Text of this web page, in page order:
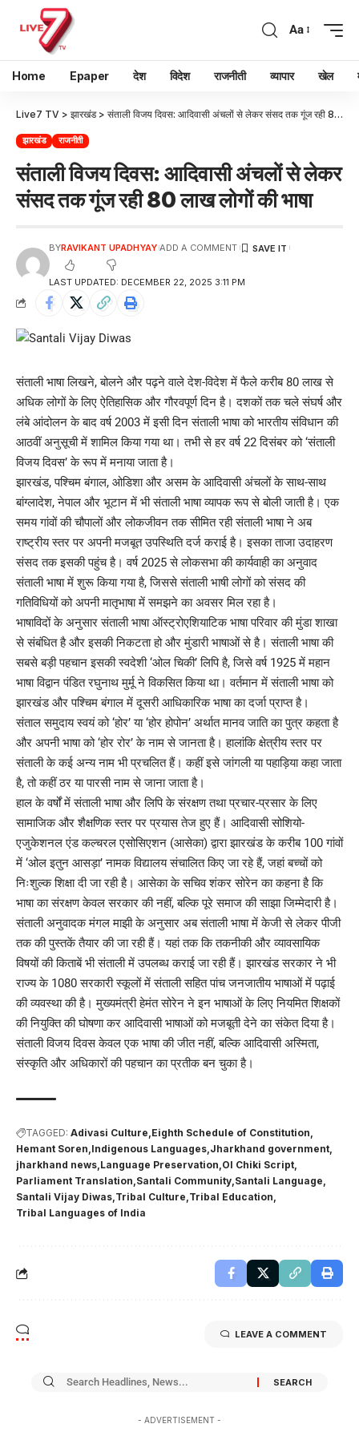
Aa
Home Epaper देश विदेश राजनीती व्यापार खेल
Live7 TV > झारखंड> संताली विजय दिवस: आदिवासी अंचलों से लेकर संसद तक गूंज रही 80 लाख लोगों की भाषा
झारखंड राजनीती
संताली विजय दिवस: आदिवासी अंचलों से लेकर
संसद तक गूंज रही 80 लाख लोगों की भाषा
LAST UPDATED: DECEMBER 22, 2025 3:11 PM
BYRAVIKANT UPADHYAY ADD A COMMENT
संताली भाषा लिखने, बोलने और पढ़ने वाले देश-विदेश में फैले करीब 80 लाख से
अधिक लोगों के लिए ऐतिहासिक और गौरवपूर्ण दिन है। दशकों तक चले संघर्ष और
लंबे आंदोलन के बाद वर्ष 2003 में इसी दिन संताली भाषा को भारतीय संविधान की
आठवीं अनुसूची में शामिल किया गया था। तभी से हर वर्ष 22 दिसंबर को ‘संताली
विजय दिवस’ के रूप में मनाया जाता है।
झारखंड, पश्चिम बंगाल, ओडिशा और असम के आदिवासी अंचलों के साथ-साथ
बांग्लादेश, नेपाल और भूटान में भी संताली भाषा व्यापक रूप से बोली जाती है। एक
समय गांवों की चौपालों और लोकजीवन तक सीमित रही संताली भाषा ने अब
राष्ट्रीय स्तर पर अपनी मजबूत उपस्थिति दर्ज कराई है। इसका ताजा उदाहरण
संसद तक इसकी पहुंच है। वर्ष 2025 से लोकसभा की कार्यवाही का अनुवाद
संताली भाषा में शुरू किया गया है, जिससे संताली भाषी लोगों को संसद की
गतिविधियों को अपनी मातृभाषा में समझने का अवसर मिल रहा है।
भाषाविदों के अनुसार संताली भाषा ऑस्ट्रोएशियाटिक भाषा परिवार की मुंडा शाखा
से संबंधित है और इसकी निकटता हो और मुंडारी भाषाओं से है। संताली भाषा की
सबसे बड़ी पहचान इसकी स्वदेशी ‘ओल चिकी’ लिपि है, जिसे वर्ष 1925 में महान
भाषा विद्वान पंडित रघुनाथ मुर्मू ने विकसित किया था। वर्तमान में संताली भाषा को
झारखंड और पश्चिम बंगाल में दूसरी आधिकारिक भाषा का दर्जा प्राप्त है।
संताल समुदाय स्वयं को ‘होर’ या ‘होर होपोन’ अर्थात मानव जाति का पुत्र कहता है
और अपनी भाषा को ‘होर रोर’ के नाम से जानता है। हालांकि क्षेत्रीय स्तर पर
संताली के कई अन्य नाम भी प्रचलित हैं। कहीं इसे जांगली या पहाड़िया कहा जाता
है, तो कहीं ठर या पारसी नाम से जाना जाता है।
हाल के वर्षों में संताली भाषा और लिपि के संरक्षण तथा प्रचार-प्रसार के लिए
सामाजिक और शैक्षणिक स्तर पर प्रयास तेज हुए हैं। आदिवासी सोशियो-
एजुकेशनल एंड कल्चरल एसोसिएशन (आसेका) द्वारा झारखंड के करीब 100 गांवों
में ‘ओल इतुन आसड़ा’ नामक विद्यालय संचालित किए जा रहे हैं, जहां बच्चों को
निःशुल्क शिक्षा दी जा रही है। आसेका के सचिव शंकर सोरेन का कहना है कि
भाषा का संरक्षण केवल सरकार की नहीं, बल्कि पूरे समाज की साझा जिम्मेदारी है।
संताली अनुवादक मंगल माझी के अनुसार अब संताली भाषा में केजी से लेकर पीजी
तक की पुस्तकें तैयार की जा रही हैं। यहां तक कि तकनीकी और व्यावसायिक
विषयों की किताबें भी संताली में उपलब्ध कराई जा रही हैं। झारखंड सरकार ने भी
राज्य के 1080 सरकारी स्कूलों में संताली सहित पांच जनजातीय भाषाओं में पढ़ाई
की व्यवस्था की है। मुख्यमंत्री हेमंत सोरेन ने इन भाषाओं के लिए नियमित शिक्षकों
की नियुक्ति की घोषणा कर आदिवासी भाषाओं को मजबूती देने का संकेत दिया है।
संताली विजय दिवस केवल एक भाषा की जीत नहीं, बल्कि आदिवासी अस्मिता,
संस्कृति और अधिकारों की पहचान का प्रतीक बन चुका है।
TAGGED: Adivasi Culture Eighth Schedule of Constitution
Hemant Soren Indigenous Languages Jharkhand government
jharkhand news Language Preservation Ol Chiki Script
Parliament Translation Santali Community Santali Language
Santali Vijay Diwas Tribal Culture Tribal Education
Tribal Languages of India
LEAVE A COMMENT
- ADVERTISEMENT -